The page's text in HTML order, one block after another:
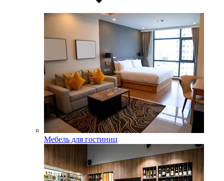
Мебель для гостиниц